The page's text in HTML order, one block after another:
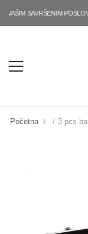
SAVRŠENIM POSLOVNIM
Početna 3 pcs